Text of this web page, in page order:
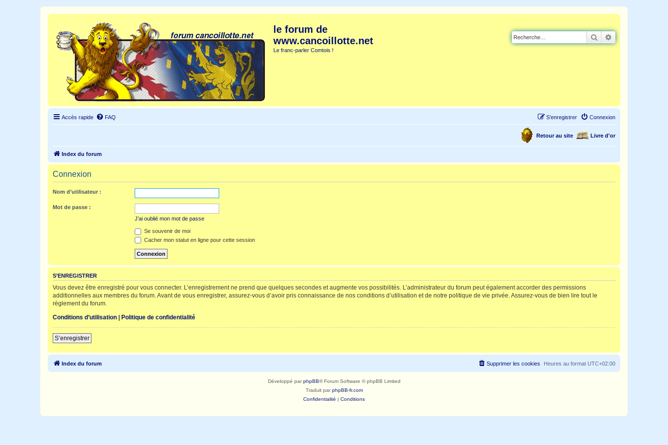
le forum de
www.cancoillotte.net
Le franc-parler Comtois !
Rechercher
Accès rapide FAQ Connexion
S’enregistrer
Livre d'or
Retour au site
Index du forum
Connexion
Nom d’utilisateur :
Mot de passe :
J’ai oublié mon mot de passe
Se souvenir de moi
Cacher mon statut en ligne pour cette session
S’ENREGISTRER
Vous devez être enregistré pour vous connecter. L’enregistrement ne prend que quelques secondes et augmente vos possibilités. L’administrateur du forum peut également accorder des permissions
additionnelles aux membres du forum. Avant de vous enregistrer, assurez-vous d’avoir pris connaissance de nos conditions d’utilisation et de notre politique de vie privée. Assurez-vous de bien lire tout le
règlement du forum.
Conditions d’utilisation | Politique de confidentialité
S’enregistrer
Index du forum Heures au format UTC+02:00
Supprimer les cookies
Développé parphpBB® Forum Software © phpBB Limited
Traduit parphpBB-fr.com
Confidentialité | Conditions